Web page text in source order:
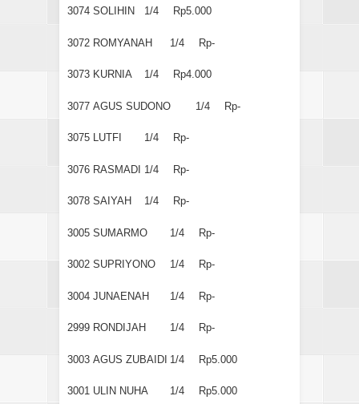
3074 SOLIHIN 1/4 Rp5.000
3072 ROMYANAH 1/4 Rp-
3073 KURNIA 1/4 Rp4.000
3077 AGUS SUDONO 1/4 Rp-
3075 LUTFI 1/4 Rp-
3076 RASMADI 1/4 Rp-
3078 SAIYAH 1/4 Rp-
3005 SUMARMO 1/4 Rp-
3002 SUPRIYONO 1/4 Rp-
3004 JUNAENAH 1/4 Rp-
2999 RONDIJAH 1/4 Rp-
3003 AGUS ZUBAIDI 1/4 Rp5.000
3001 ULIN NUHA 1/4 Rp5.000